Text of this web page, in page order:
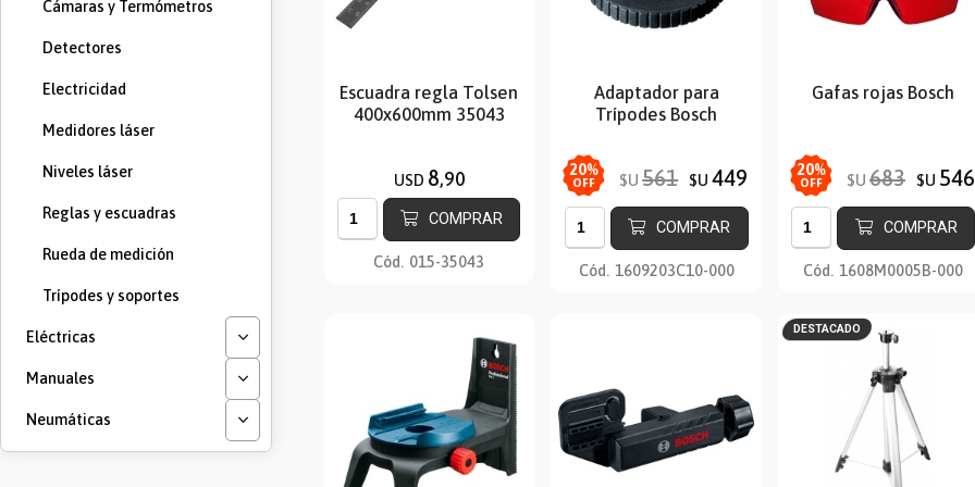
Escuadra regla Tolsen
400x600mm 35043
USD 8,90
COMPRAR
Cód. 015-35043
Adaptador para
Trípodes Bosch
20%
OFF $U 561 $U 449
COMPRAR
Cód. 1609203C10-000
Gafas rojas Bosch
20%
OFF $U 683 $U 546
COMPRAR
Cód. 1608M0005B-000
DESTACADO
Cámaras y Termómetros
Detectores
Electricidad
Medidores láser
Niveles láser
Reglas y escuadras
Rueda de medición
Trípodes y soportes
Eléctricas
Manuales
Neumáticas